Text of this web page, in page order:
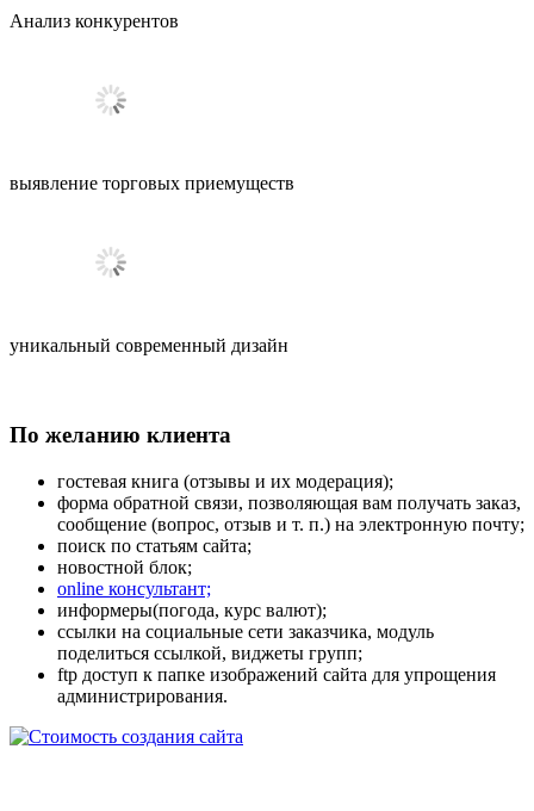
Анализ конкурентов
выявление торговых приемуществ
уникальный современный дизайн
По желанию клиента
гостевая книга (отзывы и их модерация);
форма обратной связи, позволяющая вам получать заказ,
сообщение (вопрос, отзыв и т. п.) на электронную почту;
поиск по статьям сайта;
новостной блок;
online консультант;
информеры(погода, курс валют);
ссылки на социальные сети заказчика, модуль
поделиться ссылкой, виджеты групп;
ftp доступ к папке изображений сайта для упрощения
администрирования.